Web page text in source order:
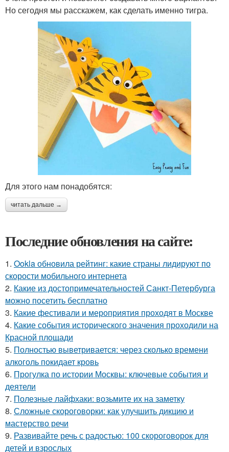
Но сегодня мы расскажем, как сделать именно тигра.
Для этого нам понадобятся:
читать дальше →
Последние обновления на сайте:
1. Ookla обновила рейтинг: какие страны лидируют по
скорости мобильного интернета
2. Какие из достопримечательностей Санкт-Петербурга
можно посетить бесплатно
3. Какие фестивали и мероприятия проходят в Москве
4. Какие события исторического значения проходили на
Красной площади
5. Полностью выветривается: через сколько времени
алкоголь покидает кровь
6. Прогулка по истории Москвы: ключевые события и
деятели
7. Полезные лайфхаки: возьмите их на заметку
8. Сложные скороговорки: как улучшить дикцию и
мастерство речи
9. Развивайте речь с радостью: 100 скороговорок для
детей и взрослых